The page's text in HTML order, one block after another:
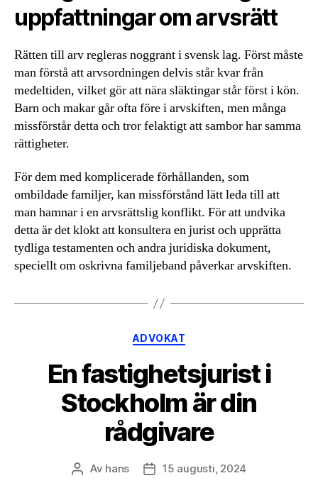
uppfattningar om arvsrätt
Rätten till arv regleras noggrant i svensk lag. Först måste
man förstå att arvsordningen delvis står kvar från
medeltiden, vilket gör att nära släktingar står först i kön.
Barn och makar går ofta före i arvskiften, men många
missförstår detta och tror felaktigt att sambor har samma
rättigheter.
För dem med komplicerade förhållanden, som
ombildade familjer, kan missförstånd lätt leda till att
man hamnar i en arvsrättslig konflikt. För att undvika
detta är det klokt att konsultera en jurist och upprätta
tydliga testamenten och andra juridiska dokument,
speciellt om oskrivna familjeband påverkar arvskiften.
Kategorier
ADVOKAT
En fastighetsjurist i
Stockholm är din
rådgivare
Inläggsförfattare
Av hans Inläggsdatum
15 augusti, 2024